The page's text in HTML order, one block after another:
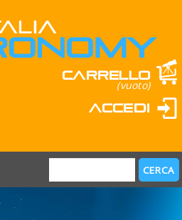
Carrello
(vuoto)
Accedi